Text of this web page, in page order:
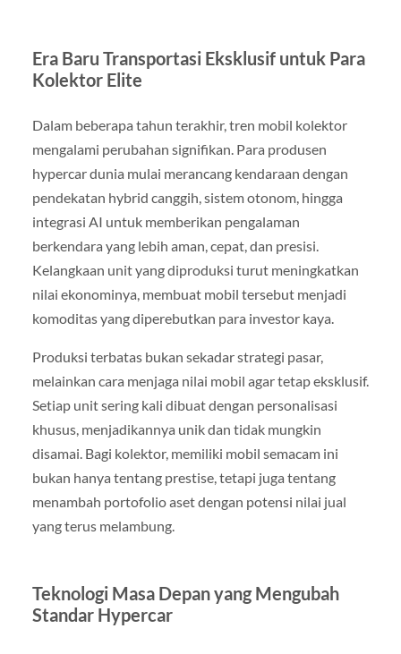
Era Baru Transportasi Eksklusif untuk Para
Kolektor Elite
Dalam beberapa tahun terakhir, tren mobil kolektor
mengalami perubahan signifikan. Para produsen
hypercar dunia mulai merancang kendaraan dengan
pendekatan hybrid canggih, sistem otonom, hingga
integrasi AI untuk memberikan pengalaman
berkendara yang lebih aman, cepat, dan presisi.
Kelangkaan unit yang diproduksi turut meningkatkan
nilai ekonominya, membuat mobil tersebut menjadi
komoditas yang diperebutkan para investor kaya.
Produksi terbatas bukan sekadar strategi pasar,
melainkan cara menjaga nilai mobil agar tetap eksklusif.
Setiap unit sering kali dibuat dengan personalisasi
khusus, menjadikannya unik dan tidak mungkin
disamai. Bagi kolektor, memiliki mobil semacam ini
bukan hanya tentang prestise, tetapi juga tentang
menambah portofolio aset dengan potensi nilai jual
yang terus melambung.
Teknologi Masa Depan yang Mengubah
Standar Hypercar